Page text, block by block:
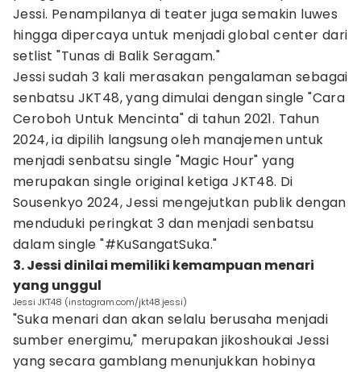
Jessi. Penampilanya di teater juga semakin luwes
hingga dipercaya untuk menjadi global center dari
setlist "Tunas di Balik Seragam."
Jessi sudah 3 kali merasakan pengalaman sebagai
senbatsu JKT48, yang dimulai dengan single "Cara
Ceroboh Untuk Mencinta" di tahun 2021. Tahun
2024, ia dipilih langsung oleh manajemen untuk
menjadi senbatsu single "Magic Hour" yang
merupakan single original ketiga JKT48. Di
Sousenkyo 2024, Jessi mengejutkan publik dengan
menduduki peringkat 3 dan menjadi senbatsu
dalam single "#KuSangatSuka."
3. Jessi dinilai memiliki kemampuan menari
yang unggul
Jessi JKT48 (instagram.com/jkt48.jessi)
"Suka menari dan akan selalu berusaha menjadi
sumber energimu," merupakan jikoshoukai Jessi
yang secara gamblang menunjukkan hobinya